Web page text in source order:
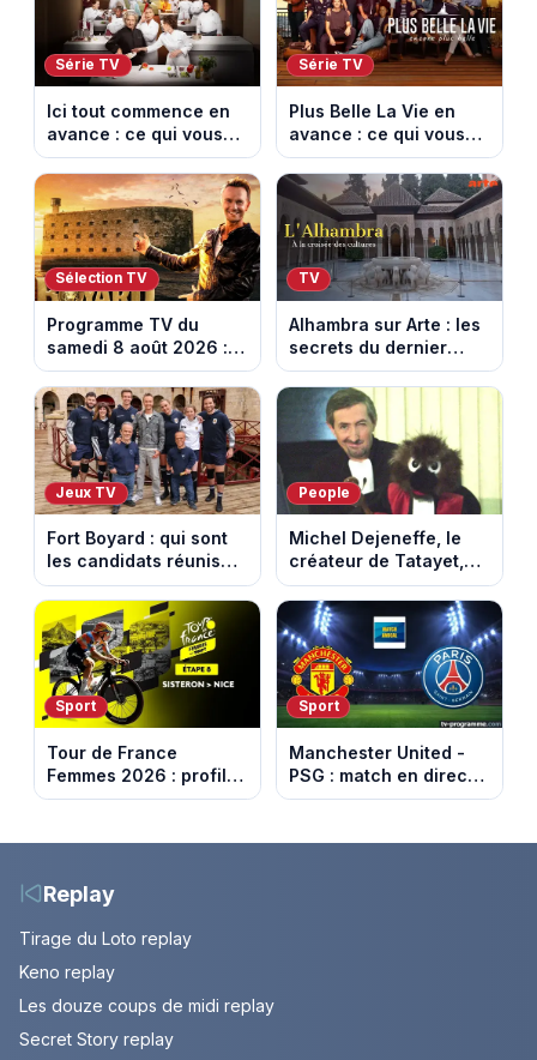
Série TV
Ici tout commence en
avance : ce qui vous
attend la semaine du
10 au 14 août 2026
(spoiler)
Série TV
Plus Belle La Vie en
avance : ce qui vous
attend la semaine du
10 au 14 août 2026
(spoiler)
Sélection TV
Programme TV du
samedi 8 août 2026 :
notre sélection pour
votre soirée télé
TV
Alhambra sur Arte : les
secrets du dernier
sultanat musulman
d’Espagne
Jeux TV
Fort Boyard : qui sont
les candidats réunis
par Cyril Féraud ce
samedi 8 août 2026 ?
People
Michel Dejeneffe, le
créateur de Tatayet,
est mort à 77 ans
Sport
Tour de France
Femmes 2026 : profil
et horaires de la 8e
Nice
Sport
Manchester United -
PSG : match en direct
sur beIN Sports 1 à
Replay
Tirage du Loto replay
Keno replay
Les douze coups de midi replay
Secret Story replay